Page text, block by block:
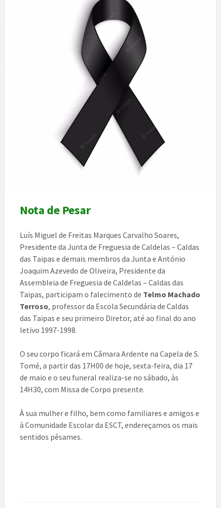
Nota de Pesar
Luís Miguel de Freitas Marques Carvalho Soares,
Presidente da Junta de Freguesia de Caldelas – Caldas
das Taipas e demais membros da Junta e António
Joaquim Azevedo de Oliveira, Presidente da
Assembleia de Freguesia de Caldelas – Caldas das
Taipas, participam o falecimento de Telmo Machado
Terroso, professor da Escola Secundária de Caldas
das Taipas e seu primeiro Diretor, até ao final do ano
letivo 1997-1998.
O seu corpo ficará em Câmara Ardente na Capela de S.
Tomé, a partir das 17H00 de hoje, sexta-feira, dia 17
de maio e o seu funeral realiza-se no sábado, às
14H30, com Missa de Corpo presente.
À sua mulher e filho, bem como familiares e amigos e
à Comunidade Escolar da ESCT, endereçamos os mais
sentidos pêsames.